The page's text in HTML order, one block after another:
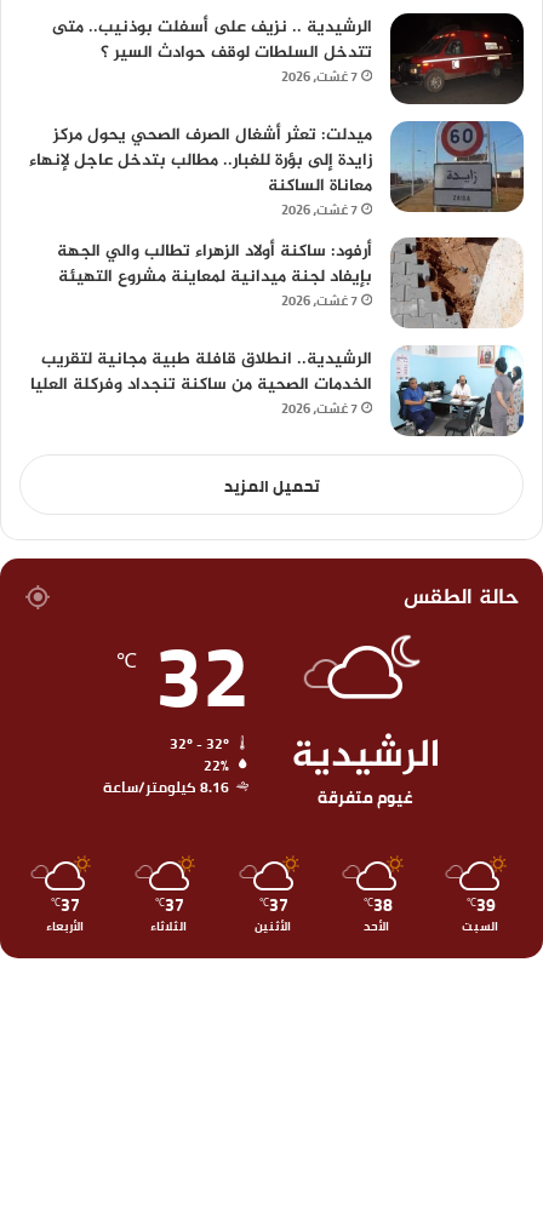
الرشيدية .. نزيف على أسفلت بوذنيب.. متى
تتدخل السلطات لوقف حوادث السير ؟
7 غشت، 2026
ميدلت: تعثر أشغال الصرف الصحي يحول مركز
زايدة إلى بؤرة للغبار.. مطالب بتدخل عاجل لإنهاء
معاناة الساكنة
7 غشت، 2026
أرفود: ساكنة أولاد الزهراء تطالب والي الجهة
بإيفاد لجنة ميدانية لمعاينة مشروع التهيئة
7 غشت، 2026
الرشيدية.. انطلاق قافلة طبية مجانية لتقريب
الخدمات الصحية من ساكنة تنجداد وفركلة العليا
7 غشت، 2026
تحميل المزيد
حالة الطقس
الرشيدية
غيوم متفرقة
32
℃
22%
8.16 كيلومتر/ساعة
39
℃
السبت
38
℃
الأحد
37
℃
الأثنين
37
℃
الثلاثاء
37
℃
الأربعاء